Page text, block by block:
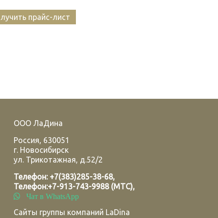
прайс-лист
ООО ЛаДина
Россия, 630051
г. Новосибирск
ул. Трикотажная, д.52/2
Телефон: +7(383)285-38-68,
Телефон:+7-913-743-9988 (МТС),
Чат в WhatsApp
Сайты группы компаний LaDina